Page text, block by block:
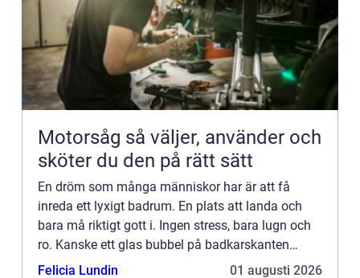
Motorsåg så väljer, använder och
sköter du den på rätt sätt
En dröm som många människor har är att få
inreda ett lyxigt badrum. En plats att landa och
bara må riktigt gott i. Ingen stress, bara lugn och
ro. Kanske ett glas bubbel på badkarskanten
medans jetstrålarn...
Felicia Lundin 01 augusti 2026